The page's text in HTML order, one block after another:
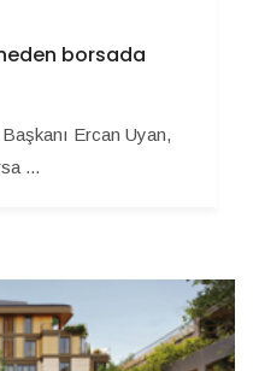
borsada
Ercan Uyan,
...